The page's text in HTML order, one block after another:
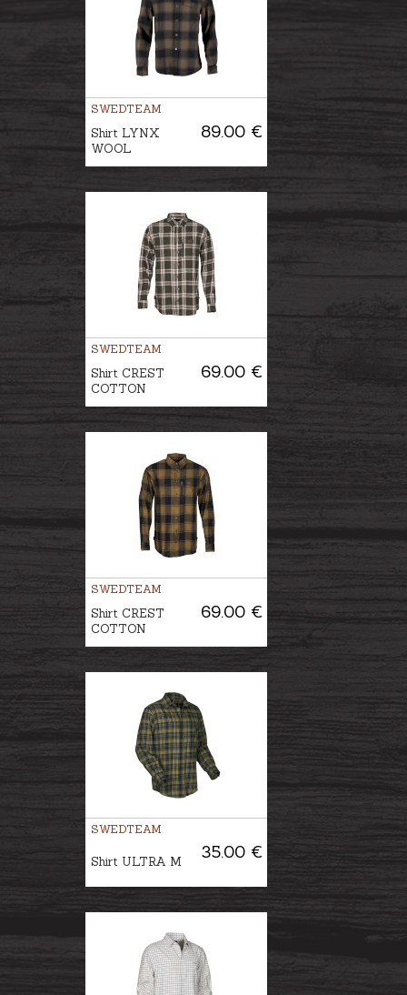
SWEDTEAM
89.00 €
Shirt LYNX
WOOL
SWEDTEAM
69.00 €
Shirt CREST
COTTON
SWEDTEAM
69.00 €
Shirt CREST
COTTON
SWEDTEAM
35.00 €
Shirt ULTRA M